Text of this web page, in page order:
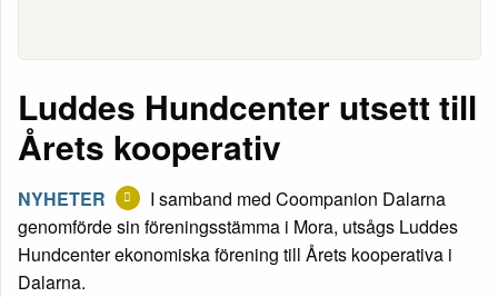
Luddes Hundcenter utsett till
Årets kooperativ
NYHETER
I samband med Coompanion Dalarna
genomförde sin föreningsstämma i Mora, utsågs Luddes
Hundcenter ekonomiska förening till Årets kooperativa i
Dalarna.